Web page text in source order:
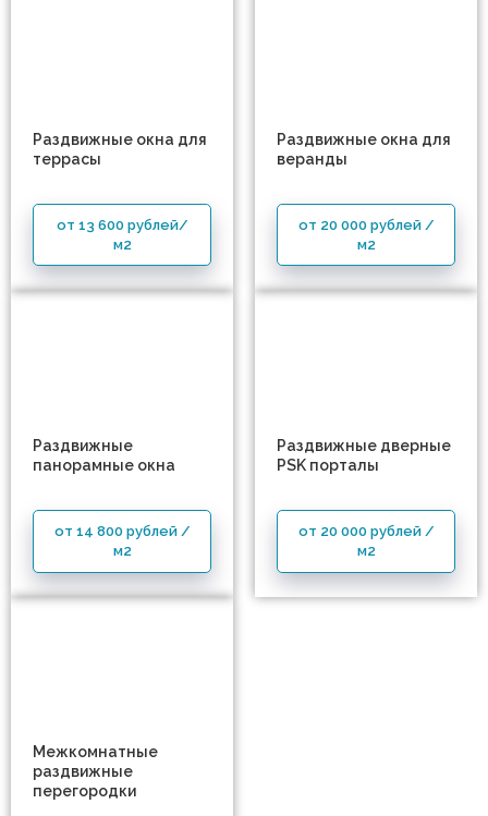
Раздвижные окна для
террасы
от 13 600 рублей/
м2
Раздвижные окна для
веранды
от 20 000 рублей /
м2
Раздвижные
панорамные окна
от 14 800 рублей /
м2
Раздвижные дверные
PSK порталы
от 20 000 рублей /
м2
Межкомнатные
раздвижные
перегородки